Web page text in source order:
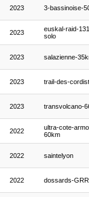
2023 3-bassinoise-
2023
euskal-raid-
solo
2023 salazienne-
2023 trail-des-
2023 transvolcano-
2022
ultra-cote-
60km
2022 saintelyon
2022 dossards-GRR